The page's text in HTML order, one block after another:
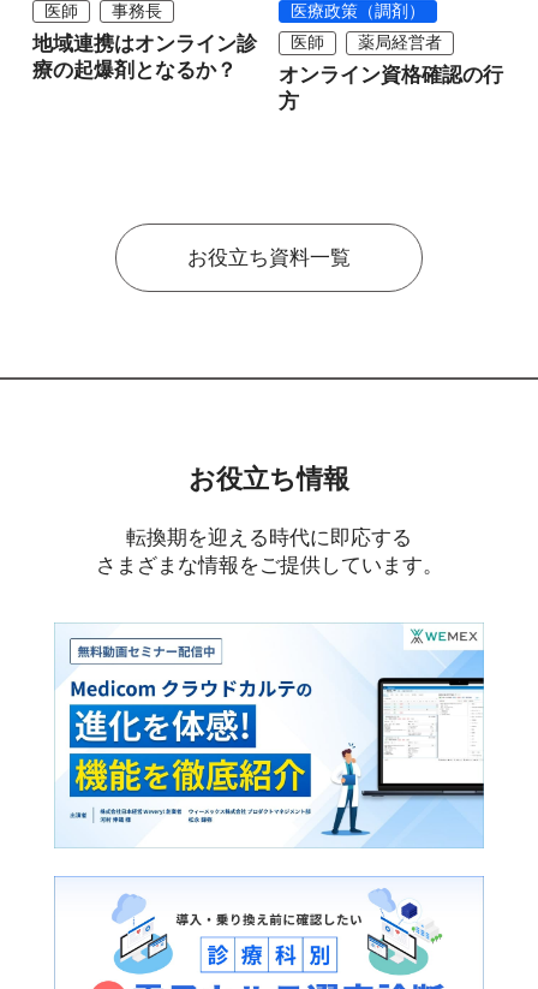
医師
事務長
地域連携はオンライン診
療の起爆剤となるか？
医療政策（調剤）
医師
薬局経営者
オンライン資格確認の行
方
お役立ち資料一覧
お役立ち情報
転換期を迎える時代に即応する
さまざまな情報をご提供しています。